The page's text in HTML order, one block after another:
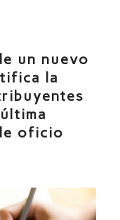
un nuevo
la
oficio